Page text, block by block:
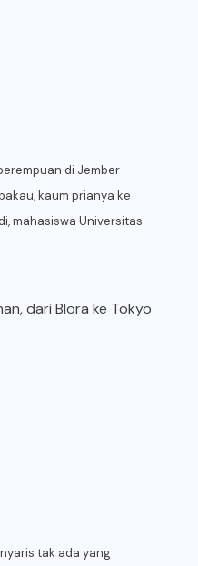
di Jember
kaum prianya ke
mahasiswa Universitas
dari Blora ke Tokyo
tak ada yang